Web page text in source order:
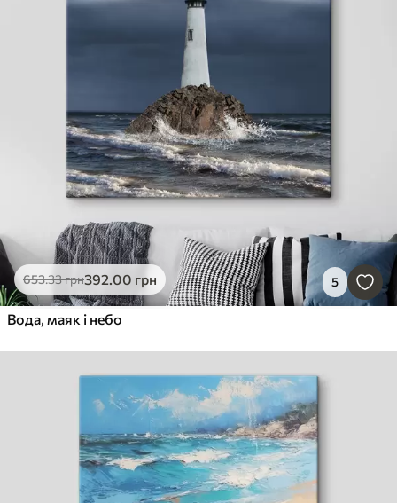
653.33грн392.00 грн 5
Вода, маяк і небо